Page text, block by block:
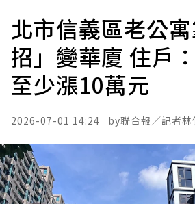
北市信義區老公
招」變華廈 住戶
至少漲10萬元
2026-07-01 14:24 聯合報／記者林